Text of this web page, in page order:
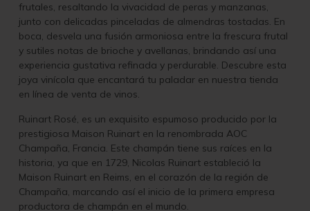
frutales, resaltando la vivacidad de peras y manzanas,
junto con delicadas pinceladas de almendras tostadas. En
boca, desvela una fusión armoniosa entre la frescura frutal
y sutiles notas de brioche y avellanas, brindando así una
experiencia gustativa refinada y perdurable. Descubre esta
joya vinícola que encantará tu paladar en nuestra tienda
en línea de venta de vinos.
Ruinart Rosé, es un exquisito espumoso producido por la
prestigiosa Maison Ruinart en la renombrada AOC
Champaña, Francia. Este champán tiene sus raíces en la
historia, ya que en 1729, Nicolas Ruinart estableció la
Maison Ruinart en Reims, en el corazón de la región de
Champaña, marcando así el inicio de la primera empresa
productora de champán en el mundo.